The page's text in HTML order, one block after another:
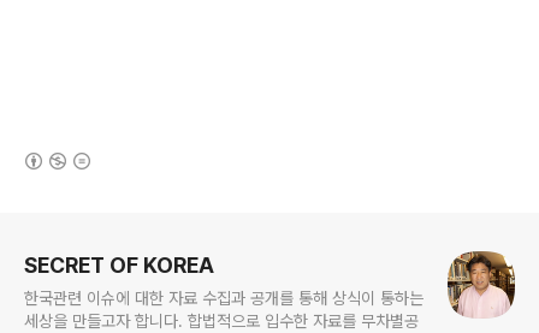
SECRET OF KOREA
한국관련 이슈에 대한 자료 수집과 공개를 통해 상식이 통하는
세상을 만들고자 합니다. 합법적으로 입수한 자료를 무차별공